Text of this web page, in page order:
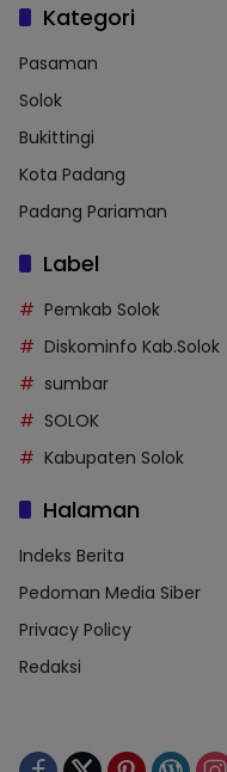
Kategori
Pasaman
Solok
Bukittingi
Kota Padang
Padang Pariaman
Label
Pemkab Solok
Diskominfo Kab.Solok
sumbar
SOLOK
Kabupaten Solok
Halaman
Indeks Berita
Pedoman Media Siber
Privacy Policy
Redaksi